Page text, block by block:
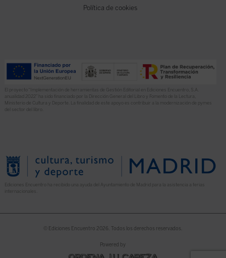
Política de cookies
El proyecto “Implementación de herramientas de Gestión Editorial en Ediciones Encuentro, S.A.
anualidad 2022” ha sido financiado por la Dirección General del Libro y Fomento de la Lectura,
Ministerio de Cultura y Deporte. La finalidad de este apoyo es contribuir a la modernización de pymes
del sector del libro.
Ediciones Encuentro ha recibido una ayuda del Ayuntamiento de Madrid para la asistencia a ferias
© Ediciones Encuentro 2026. Todos los derechos reservados.
Powered by